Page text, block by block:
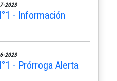
2023
- Información
2023
- Prórroga Alerta